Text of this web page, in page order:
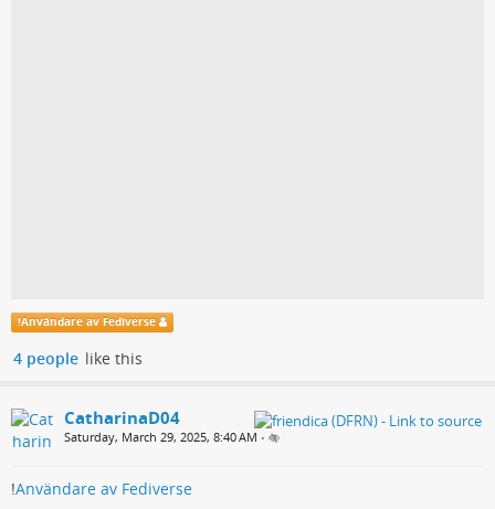
!Användare av Fediverse
4 people like this
CatharinaD04
Saturday, March 29, 2025, 8:40 AM •
!Användare av Fediverse